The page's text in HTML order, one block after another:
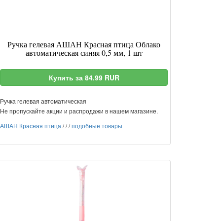
Ручка гелевая АШАН Красная птица Облако
автоматическая синяя 0,5 мм, 1 шт
Купить за 84.99 RUR
Ручка гелевая автоматическая
Не пропускайте акции и распродажи в нашем магазине.
АШАН Красная птица ///подобные товары